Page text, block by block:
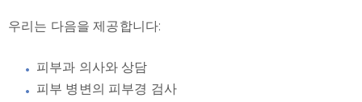
우리는 다음을 제공합니다:
피부과 의사와 상담
피부 병변의 피부경 검사